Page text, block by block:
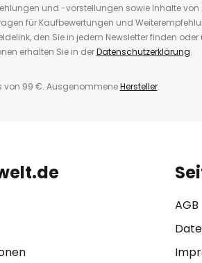
und -vorstellungen sowie Inhalte
für Kaufbewertungen und
den Sie in jedem Newsletter finden oder
erhalten Sie in derDatenschutzerklärung.
von 99 €. AusgenommeneHersteller.
AGB